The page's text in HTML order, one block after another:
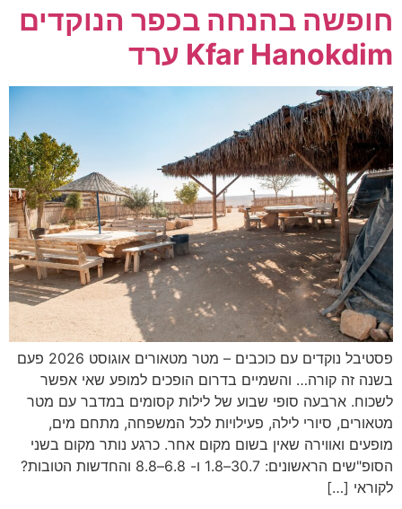
חופשה בהנחה בכפר הנוקדים
Kfar Hanokdim ערד
פסטיבל נוקדים עם כוכבים – מטר מטאורים אוגוסט 2026 פעם
בשנה זה קורה… והשמיים בדרום הופכים למופע שאי אפשר
לשכוח. ארבעה סופי שבוע של לילות קסומים במדבר עם מטר
מטאורים, סיורי לילה, פעילויות לכל המשפחה, מתחם מים,
מופעים ואווירה שאין בשום מקום אחר. כרגע נותר מקום בשני
הסופ"שים הראשונים: 30.7–1.8 ו- 6.8–8.8 והחדשות הטובות?
לקוראי […]